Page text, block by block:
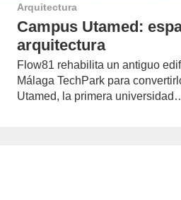
Arquitectura
Campus Utamed:
arquitectura
Flow81 rehabilita un antiguo
Málaga TechPark para
Utamed, la primera